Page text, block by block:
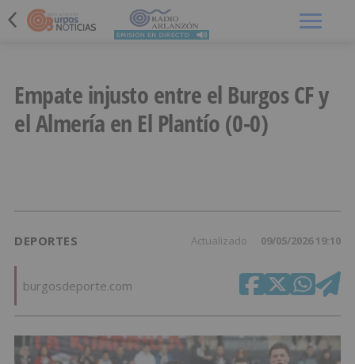
Empate injusto entre el Burgos CF y
el Almería en El Plantío (0-0)
DEPORTES Actualizado 09/05/2026 19:10
burgosdeporte.com